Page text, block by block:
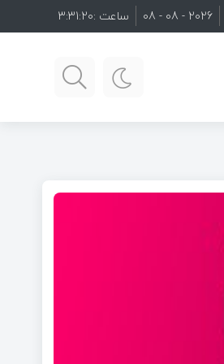
2026 - 08 - 08 ساعت :3:31:22